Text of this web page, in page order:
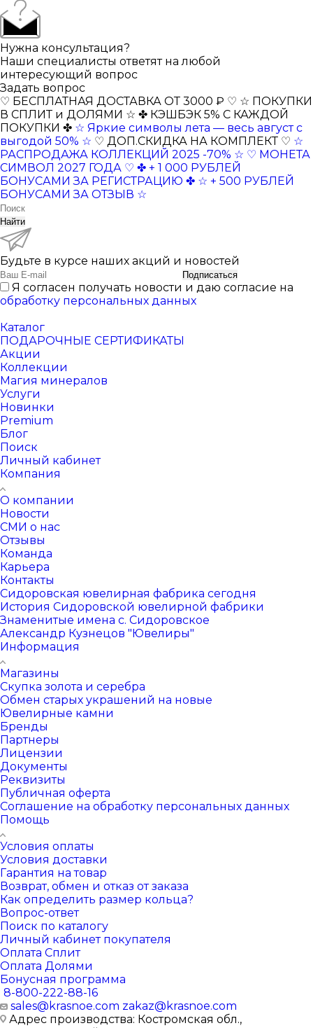
Нужна консультация?
Наши специалисты ответят на любой
интересующий вопрос
Задать вопрос
♡ БЕСПЛАТНАЯ ДОСТАВКА ОТ 3000 ₽ ♡ ☆ ПОКУПКИ
В СПЛИТ и ДОЛЯМИ ☆ ✤ КЭШБЭК 5% С КАЖДОЙ
ПОКУПКИ ✤ ☆ Яркие символы лета — весь август с
выгодой 50% ☆ ♡ ДОП.СКИДКА НА КОМПЛЕКТ ♡ ☆
РАСПРОДАЖА КОЛЛЕКЦИЙ 2025 -70% ☆ ♡ МОНЕТА
СИМВОЛ 2027 ГОДА ♡ ✤ + 1 000 РУБЛЕЙ
БОНУСАМИ ЗА РЕГИСТРАЦИЮ ✤ ☆ + 500 РУБЛЕЙ
БОНУСАМИ ЗА ОТЗЫВ ☆
Найти
Будьте в курсе наших акций и новостей
Подписаться
Я согласен получать новости и даю согласие на
обработку персональных данных
Каталог
ПОДАРОЧНЫЕ СЕРТИФИКАТЫ
Акции
Коллекции
Магия минералов
Услуги
Новинки
Premium
Блог
Поиск
Личный кабинет
Компания
О компании
Новости
СМИ о нас
Отзывы
Команда
Карьера
Контакты
Сидоровская ювелирная фабрика сегодня
История Сидоровской ювелирной фабрики
Знаменитые имена с. Сидоровское
Александр Кузнецов "Ювелиры"
Информация
Магазины
Скупка золота и серебра
Обмен старых украшений на новые
Ювелирные камни
Бренды
Партнеры
Лицензии
Документы
Реквизиты
Публичная оферта
Соглашение на обработку персональных данных
Помощь
Условия оплаты
Условия доставки
Гарантия на товар
Возврат, обмен и отказ от заказа
Как определить размер кольца?
Вопрос-ответ
Поиск по каталогу
Личный кабинет покупателя
Оплата Сплит
Оплата Долями
Бонусная программа
8-800-222-88-16
sales@krasnoe.com zakaz@krasnoe.com
Адрес производства: Костромская обл.,